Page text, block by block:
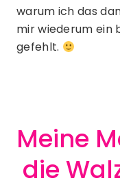
warum ich das
mir wiederum ein
gefehlt.
Meine
die